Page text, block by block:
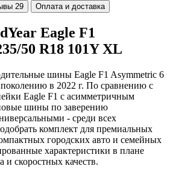
29 Оплата и доставка
Eagle F1
50 R18 101Y XL
шины Eagle F1 Asymmetric 6
в 2022 г. По сравнению с
Eagle F1 с асимметричным
шины по заверению
- среди всех
комплект для премиальных
городских авто и семейных
характеристики в плане
и скоростных качеств.